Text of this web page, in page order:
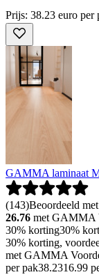
Prijs: 38.23 euro per
GAMMA laminaat
(143)Beoordeeld
26.76 met GAMMA
30% korting30%
30% korting,
met GAMMA
per pak38.2316.99